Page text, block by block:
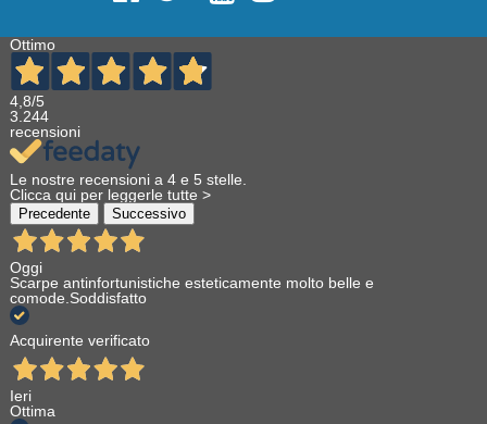
Ottimo
4,8/5
3.244
recensioni
Le nostre recensioni a 4 e 5 stelle.
Clicca qui per leggerle tutte >
Precedente Successivo
Oggi
Scarpe antinfortunistiche esteticamente molto belle e
comode.Soddisfatto
Acquirente verificato
Ieri
Ottima